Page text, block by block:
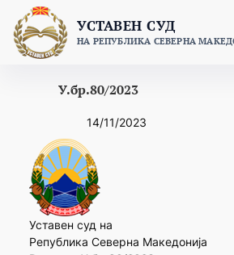
content
УСТАВЕН СУД
НА РЕПУБЛИКА СЕВЕРНА
У.бр.80/2023
14/11/2023
Уставен суд на
Република Северна Македонија